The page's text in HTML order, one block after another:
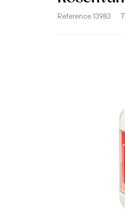
Reference13983